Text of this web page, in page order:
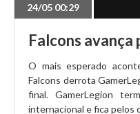
24/05 00:29
Falcons avança
O mais esperado
Falcons derrota
final. GamerLegion
internacional e fica pelos